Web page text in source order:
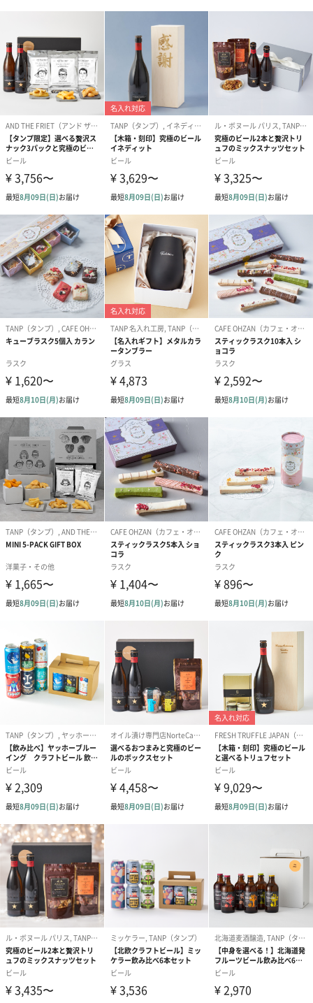
お渡し用の紙袋です。
商品に合わせたサイズをお届けします。
あり（280円）
メッセージカード（通常・写真・グリーティング）
誕生日や結婚祝い・出産祝いなど、様々なシーンのメッセージカ
ードを同梱します。
メッセージカードや封筒のデザインは一部変更する場合がありま
写真付きメッセージカ
ード（680円）
写真付きメッセージカ
ード（Thank you）ピ
ンク（680円）
【誕生日】
Birthday ホワ
刷なし）（
包装紙
包装紙でラッピングを施してお届けいたします。
ゴールド（リッチリボ
ピンク（リッチリボ
ン）（680円）
ライトブルー
ザ）（680円）
のしカード
商品の形質上、のしを直接添付できない商品にのし風のカードを
同梱します。
※のし下はご記入いただけません。
※カードのデザインは一部変更する場合があります。
結婚祝い（御結婚御
祝）（110円）
出産祝い（御出産御
祝）（110円）
内祝い_蝶結